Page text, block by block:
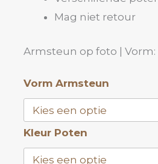
Mag niet retour
Armsteun op foto |
Vorm Armsteun
Kleur Poten
Armsteun
Antraciet
Metallic
|
ANOLE